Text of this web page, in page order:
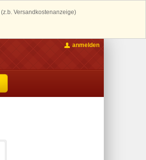
(z.b. Versandkostenanzeige)
anmelden